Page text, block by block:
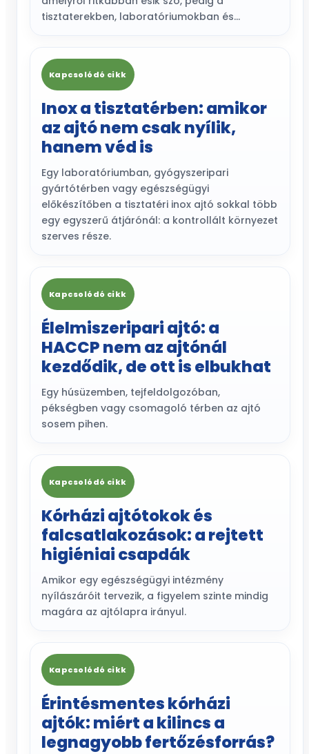
tisztaterekben, laboratóriumokban és…
Kapcsolódó cikk
Inox a tisztatérben: amikor
az ajtó nem csak nyílik,
hanem véd is
Egy laboratóriumban, gyógyszeripari
gyártótérben vagy egészségügyi
előkészítőben a tisztatéri inox ajtó sokkal több
egy egyszerű átjárónál: a kontrollált környezet
szerves része.
Kapcsolódó cikk
Élelmiszeripari ajtó: a
HACCP nem az ajtónál
kezdődik, de ott is elbukhat
Egy húsüzemben, tejfeldolgozóban,
pékségben vagy csomagoló térben az ajtó
sosem pihen.
Kapcsolódó cikk
Kórházi ajtótokok és
falcsatlakozások: a rejtett
higiéniai csapdák
Amikor egy egészségügyi intézmény
nyílászáróit tervezik, a figyelem szinte mindig
magára az ajtólapra irányul.
Kapcsolódó cikk
Érintésmentes kórházi
ajtók: miért a kilincs a
legnagyobb fertőzésforrás?